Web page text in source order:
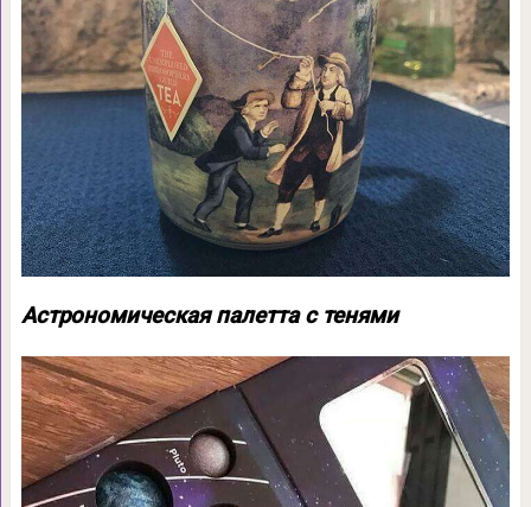
Астрономическая палетта с тенями